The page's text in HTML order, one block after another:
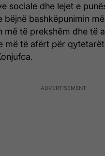
sociale dhe lejet e
bëjnë bashkëpunimin
më të prekshëm dhe të
më të afërt për qytetarët